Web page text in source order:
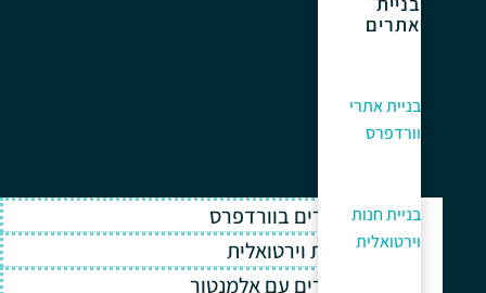
אתרים
בניית אתרי
וורדפרס
בניית חנות
וירטואלית
בניית אתרים בוורדפרס
בניית חנות וירטואלית
בניית אתרים עם אלמנטור